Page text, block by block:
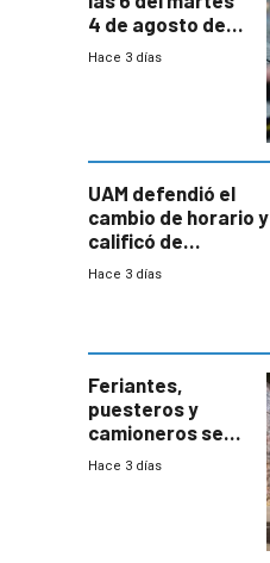
4 de agosto de
2026
Hace 3 días
UAM defendió el
cambio de horario y
calificó de
“desproporcionado”
Hace 3 días
Feriantes,
puesteros y
camioneros se
movilizaron en
Hace 3 días